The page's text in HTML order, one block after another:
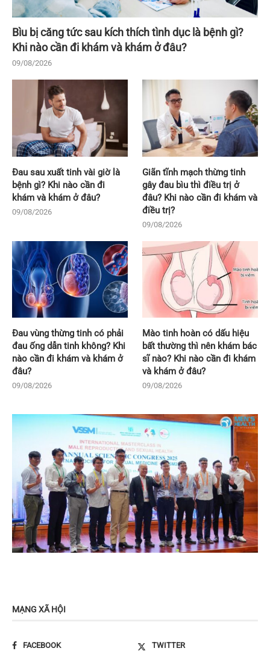
Bìu bị căng tức sau kích thích tình dục là bệnh gì?
Khi nào cần đi khám và khám ở đâu?
09/08/2026
Đau sau xuất tinh vài giờ là
bệnh gì? Khi nào cần đi
khám và khám ở đâu?
09/08/2026
Giãn tĩnh mạch thừng tinh
gây đau bìu thì điều trị ở
đâu? Khi nào cần đi khám và
điều trị?
09/08/2026
Đau vùng thừng tinh có phải
đau ống dẫn tinh không? Khi
nào cần đi khám và khám ở
đâu?
09/08/2026
Mào tinh hoàn có dấu hiệu
bất thường thì nên khám bác
sĩ nào? Khi nào cần đi khám
và khám ở đâu?
09/08/2026
MẠNG XÃ HỘI
FACEBOOK
TWITTER